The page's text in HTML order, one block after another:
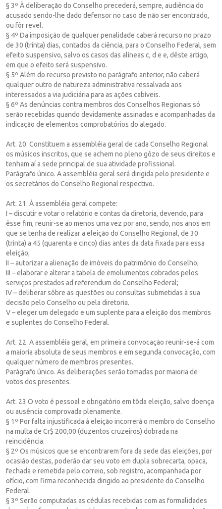
§ 3º À deliberação do Conselho precederá, sempre, audiência do
acusado sendo-lhe dado defensor no caso de não ser encontrado,
ou fôr revel.
§ 4º Da imposição de qualquer penalidade caberá recurso no prazo
de 30 (trinta) dias, contados da ciência, para o Conselho Federal, sem
efeito suspensivo, salvo os casos das alíneas c, d e e, dêste artigo,
em que o efeito será suspensivo.
§ 5º Além do recurso previsto no parágrafo anterior, não caberá
qualquer outro de natureza administrativa ressalvada aos
interessados a via judiciária para as ações cabíveis.
§ 6º As denúncias contra membros dos Conselhos Regionais só
serão recebidas quando devidamente assinadas e acompanhadas da
indicação de elementos comprobatórios do alegado.
Art. 20. Constituem a assembléia geral de cada Conselho Regional
os músicos inscritos, que se achem no pleno gôzo de seus direitos e
tenham aí a sede principal de sua atividade profissional.
Parágrafo único. A assembléia geral será dirigida pelo presidente e
os secretários do Conselho Regional respectivo.
Art. 21. À assembléia geral compete:
I – discutir e votar o relatório e contas da diretoria, devendo, para
êsse fim, reunir-se ao menos uma vez por ano, sendo, nos anos em
que se tenha de realizar a eleição do Conselho Regional, de 30
(trinta) a 45 (quarenta e cinco) dias antes da data fixada para essa
eleição;
II – autorizar a alienação de imóveis do patrimônio do Conselho;
III – elaborar e alterar a tabela de emolumentos cobrados pelos
serviços prestados ad referendum do Conselho Federal;
IV – deliberar sôbre as questões ou consultas submetidas à sua
decisão pelo Conselho ou pela diretoria.
V – eleger um delegado e um suplente para a eleição dos membros
e suplentes do Conselho Federal.
Art. 22. A assembléia geral, em primeira convocação reunir-se-á com
a maioria absoluta de seus membros e em segunda convocação, com
qualquer número de membros presentes.
Parágrafo único. As deliberações serão tomadas por maioria de
votos dos presentes.
Art. 23 O voto é pessoal e obrigatório em tôda eleição, salvo doença
ou ausência comprovada plenamente.
§ 1º Por falta injustificada à eleição incorrerá o membro do Conselho
na multa de Cr$ 200,00 (duzentos cruzeiros) dobrada na
reincidência.
§ 2º Os músicos que se encontrarem fora da sede das eleições, por
ocasião destas, poderão dar seu voto em dupla sobrecarta, opaca,
fechada e remetida pelo correio, sob registro, acompanhada por
ofício, com firma reconhecida dirigido ao presidente do Conselho
Federal.
§ 3º Serão computadas as cédulas recebidas com as formalidades